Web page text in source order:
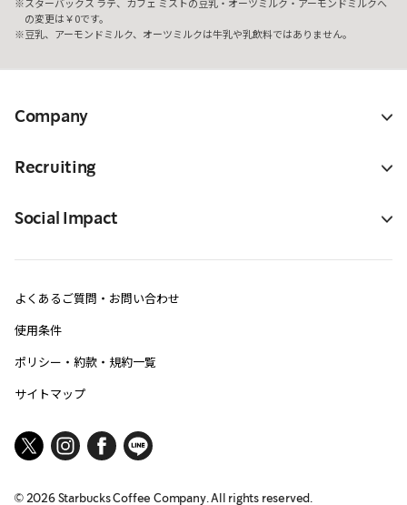
の変更は￥0です。
豆乳、アーモンドミルク、オーツミルクは牛乳や乳飲料ではありません。
Company
Recruiting
Social Impact
よくあるご質問・お問い合わせ
使用条件
ポリシー・約款・規約一覧
サイトマップ
© 2026Starbucks Coffee Company. All rights reserved.